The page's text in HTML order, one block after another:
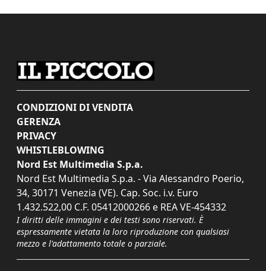
CONDIZIONI DI VENDITA
GERENZA
PRIVACY
WHISTLEBLOWING
Nord Est Multimedia S.p.a.
Nord Est Multimedia S.p.a. - Via Alessandro Poerio,
34, 30171 Venezia (VE). Cap. Soc. i.v. Euro
1.432.522,00 C.F. 05412000266 e REA VE-454332
I diritti delle immagini e dei testi sono riservati. È
espressamente vietata la loro riproduzione con qualsiasi
mezzo e l'adattamento totale o parziale.